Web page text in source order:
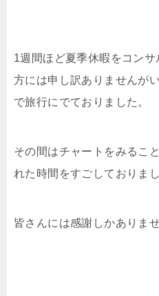
1週間ほど夏季休暇をコン
方には申し訳ありませんが
で旅行にでておりました。
その間はチャートをみるこ
れた時間をすごしておりまし
皆さんには感謝しかありませ